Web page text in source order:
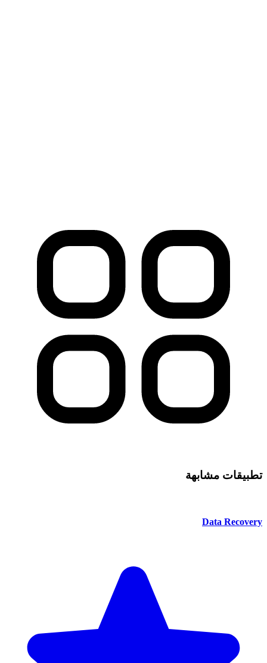
تطبيقات مشابهة
Data Recovery